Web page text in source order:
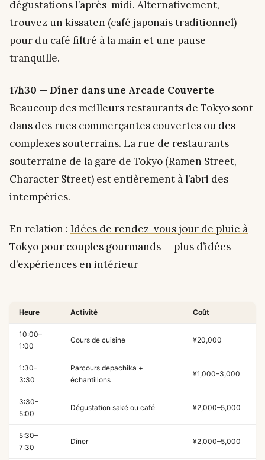
dégustations l’après-midi. Alternativement,
trouvez un kissaten (café japonais traditionnel)
pour du café filtré à la main et une pause
tranquille.
17h30 — Dîner dans une Arcade Couverte
Beaucoup des meilleurs restaurants de Tokyo sont
dans des rues commerçantes couvertes ou des
complexes souterrains. La rue de restaurants
souterraine de la gare de Tokyo (Ramen Street,
Character Street) est entièrement à l’abri des
intempéries.
En relation : Idées de rendez-vous jour de pluie à
Tokyo pour couples gourmands — plus d’idées
d’expériences en intérieur
Heure Activité Coût
10:00–
1:00
Cours de cuisine ¥20,000
1:30–
3:30
Parcours depachika +
échantillons
¥1,000–3,000
3:30–
5:00
Dégustation saké ou café ¥2,000–5,000
5:30–
7:30
Dîner ¥2,000–5,000